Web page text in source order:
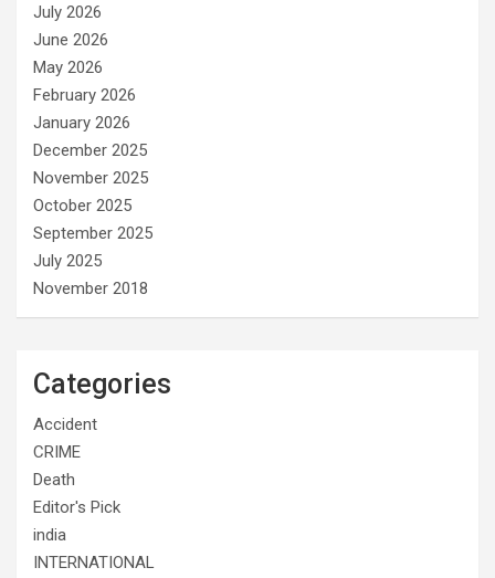
July 2026
June 2026
May 2026
February 2026
January 2026
December 2025
November 2025
October 2025
September 2025
July 2025
November 2018
Categories
Accident
CRIME
Death
Editor's Pick
india
INTERNATIONAL